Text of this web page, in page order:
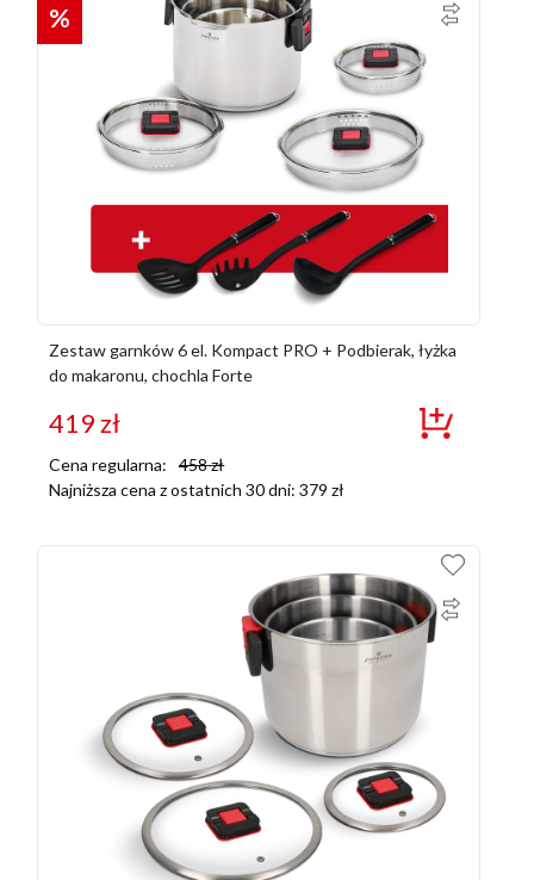
%
Zestaw garnków 6 el. Kompact PRO + Podbierak, łyżka
do makaronu, chochla Forte
419zł
Cena regularna: 458zł
Najniższa cena z ostatnich 30 dni:379 zł